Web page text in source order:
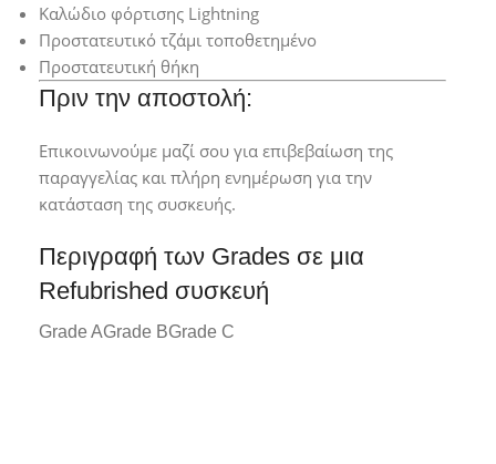
Καλώδιο φόρτισης Lightning
Προστατευτικό τζάμι τοποθετημένο
Προστατευτική θήκη
Πριν την αποστολή:
Επικοινωνούμε μαζί σου για επιβεβαίωση της
παραγγελίας και πλήρη ενημέρωση για την
κατάσταση της συσκευής.
Περιγραφή των Grades σε μια
Refubrished συσκευή
Grade AGrade BGrade C